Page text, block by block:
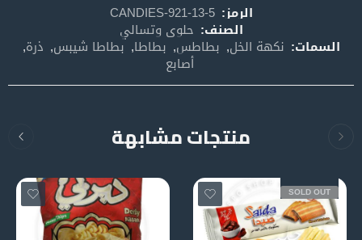
الرمز: CANDIES-921-13-5
الصنف: حلوى وتسالي
السمات: نكهة الخل, بطاطس, بطاطا, بطاطا شيبس, ذرة,
أصابع
منتجات مشابهة
SOLD OUT